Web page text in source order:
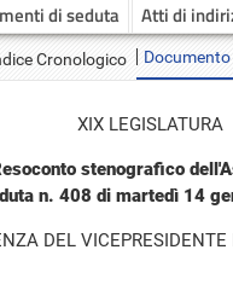
di seduta Atti di
Cronologico
XIX LEGISLATURA
stenografico
n. 408 di martedì 14
DEL